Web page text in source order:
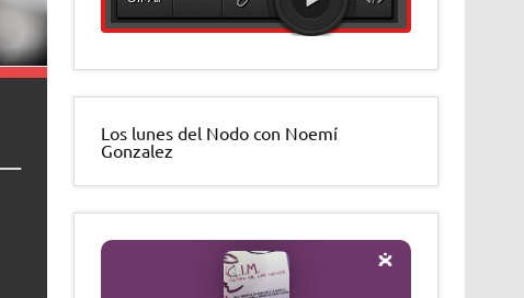
LA DIPUTACIÓN DE MÁLAGA RECONOCE LA
DE LA MUJER RURAL EN LA SIERRA DE LAS
La Diputación Provincial de Málaga ha distinguido
Los lunes del Nodo con Noemí
Gonzalez